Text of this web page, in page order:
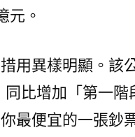
元。
用異樣明顯。該
比增加「第一階
最便宜的一張鈔